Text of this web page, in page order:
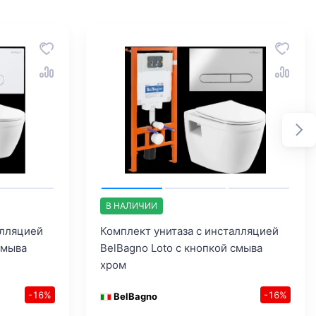
-16%
В НАЛИЧИИ
Комплект унитаза с инсталляцией
BelBagno Loto с кнопкой смыва
хром
BelBagno -16%